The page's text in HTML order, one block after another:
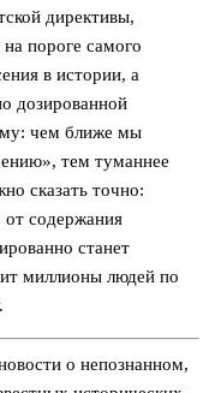
директивы,
пороге самого
в истории, а
дозированной
чем ближе мы
тем туманнее
сказать точно:
содержания
станет
миллионы людей по
о непознанном,